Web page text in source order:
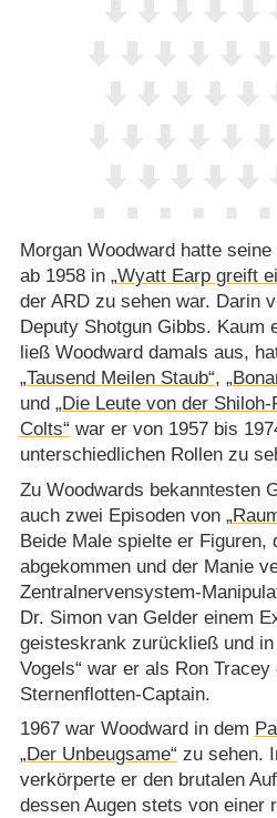
Morgan Woodward hatte
ab 1958 in „Wyatt Earp greift
der ARD zu sehen war. Darin
Deputy Shotgun Gibbs. Kaum
ließ Woodward damals aus,
„Tausend Meilen Staub“,
und „Die Leute von der Shiloh-
Colts“ war er von 1957 bis
unterschiedlichen Rollen zu
Zu Woodwards bekanntesten
auch zwei Episoden von
Beide Male spielte er Figuren,
abgekommen und der Manie
Zentralnervensystem-
Dr. Simon van Gelder einem
geisteskrank zurückließ und
Vogels“ war er als Ron
Sternenflotten-Captain.
1967 war Woodward in dem
„Der Unbeugsame“ zu sehen.
verkörperte er den brutalen
dessen Augen stets von einer